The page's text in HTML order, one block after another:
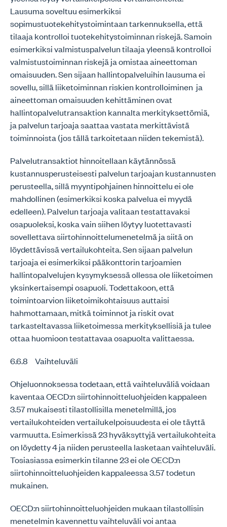
Lausuma soveltuu esimerkiksi
sopimustuotekehitystoimintaan tarkennuksella, että
tilaaja kontrolloi tuotekehitystoiminnan riskejä. Samoin
esimerkiksi valmistuspalvelun tilaaja yleensä kontrolloi
valmistustoiminnan riskejä ja omistaa aineettoman
omaisuuden. Sen sijaan hallintopalveluihin lausuma ei
sovellu, sillä liiketoiminnan riskien kontrolloiminen ja
aineettoman omaisuuden kehittäminen ovat
hallintopalvelutransaktion kannalta merkityksettömiä,
ja palvelun tarjoaja saattaa vastata merkittävistä
toiminnoista (jos tällä tarkoitetaan niiden tekemistä).
Palvelutransaktiot hinnoitellaan käytännössä
kustannusperusteisesti palvelun tarjoajan kustannusten
perusteella, sillä myyntipohjainen hinnoittelu ei ole
mahdollinen (esimerkiksi koska palvelua ei myydä
edelleen). Palvelun tarjoaja valitaan testattavaksi
osapuoleksi, koska vain siihen löytyy luotettavasti
sovellettava siirtohinnoittelumenetelmä ja siitä on
löydettävissä vertailukohteita. Sen sijaan palvelun
tarjoaja ei esimerkiksi pääkonttorin tarjoamien
hallintopalvelujen kysymyksessä ollessa ole liiketoimen
yksinkertaisempi osapuoli. Todettakoon, että
toimintoarvion liiketoimikohtaisuus auttaisi
hahmottamaan, mitkä toiminnot ja riskit ovat
tarkasteltavassa liiketoimessa merkityksellisiä ja tulee
ottaa huomioon testattavaa osapuolta valittaessa.
6.6.8 Vaihteluväli
Ohjeluonnoksessa todetaan, että vaihteluväliä voidaan
kaventaa OECD:n siirtohinnoitteluohjeiden kappaleen
3.57 mukaisesti tilastollisilla menetelmillä, jos
vertailukohteiden vertailukelpoisuudesta ei ole täyttä
varmuutta. Esimerkissä 23 hyväksyttyjä vertailukohteita
on löydetty 4 ja niiden perusteella lasketaan vaihteluväli.
Tosiasiassa esimerkin tilanne 23 ei ole OECD:n
siirtohinnoitteluohjeiden kappaleessa 3.57 todetun
mukainen.
OECD:n siirtohinnoitteluohjeiden mukaan tilastollisin
menetelmin kavennettu vaihteluväli voi antaa